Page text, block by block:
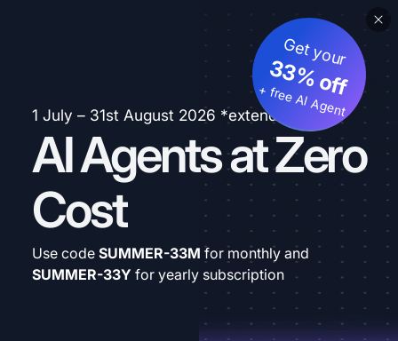
1 July – 31st August 2026 *extended
AI Agents at Zero
Cost
Get your
33% off
+ free AI Agent
Use code SUMMER-33M for monthly and
SUMMER-33Y for yearly subscription